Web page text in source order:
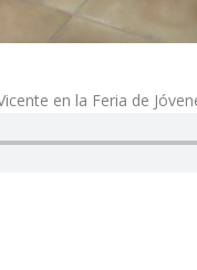
en la Feria de